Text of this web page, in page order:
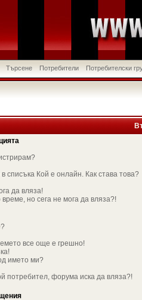
Търсене Потребители Потребителски
списъка Кой е онлайн. Как става това?
да вляза!
но сега не мога да вляза?!
все още е грешно!
името ми?
потребител, форума иска да вляза?!